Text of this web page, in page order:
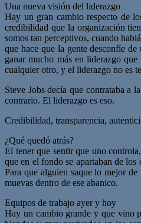
Una nueva visión del liderazgo
Hay un gran cambio respecto de
credibilidad que la organización
somos tan perceptivos, cuando
que hace que la gente desconfíe
ganar mucho más en liderazgo
cualquier otro, y el liderazgo no es
Steve Jobs decía que contrataba a
contrario. El liderazgo es eso.
Credibilidad, transparencia,
¿Qué quedó atrás?
El tener que sentir que uno
que en el fondo se apartaban de
Para que alguien saque lo mejor
muevas dentro de ese abanico.
Equipos de trabajo ayer y hoy
Hay un cambio grande y que vino